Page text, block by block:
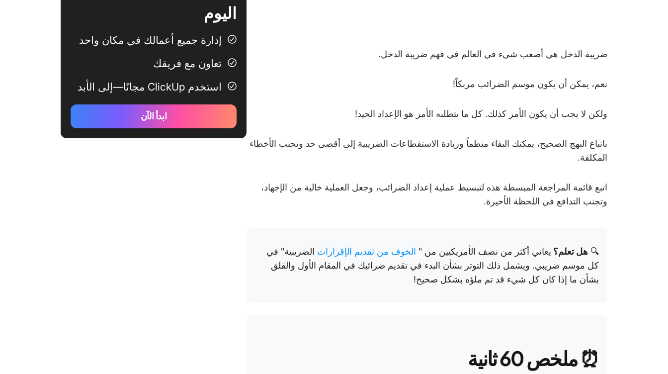
ضريبة الدخل هي أصعب شيء في العالم في فهم ضريبة الدخل.
نعم، يمكن أن يكون موسم الضرائب مربكاً!
ولكن لا يجب أن يكون الأمر كذلك. كل ما يتطلبه الأمر هو الإعداد الجيد!
باتباع النهج الصحيح، يمكنك البقاء منظماً وزيادة الاستقطاعات الضريبية إلى أقصى حد وتجنب الأخطاء
المكلفة.
اتبع قائمة المراجعة المبسطة هذه لتبسيط عملية إعداد الضرائب، وجعل العملية خالية من الإجهاد،
وتجنب التدافع في اللحظة الأخيرة.
🔍 هل تعلم؟ يعاني أكثر من نصف الأمريكيين من " الخوف من تقديم الإقرارات الضريبية" في
كل موسم ضريبي. ويشمل ذلك التوتر بشأن البدء في تقديم ضرائبك في المقام الأول والقلق
بشأن ما إذا كان كل شيء قد تم ملؤه بشكل صحيح!
⏰ملخص 60 ثانية
اليوم
إدارة جميع أعمالك في مكان واحد
تعاون مع فريقك
استخدم ClickUp مجانًا—إلى الأبد
ابدأ الآن